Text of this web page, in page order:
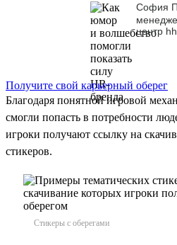
София
центр
Получите свой карьерный оберег
Благодаря понятной игровой
смогли попасть в потребности
игроки получают ссылку на
стикеров.
Стикеры с оберегами